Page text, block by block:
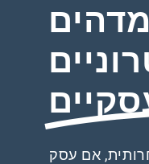
אם עסק